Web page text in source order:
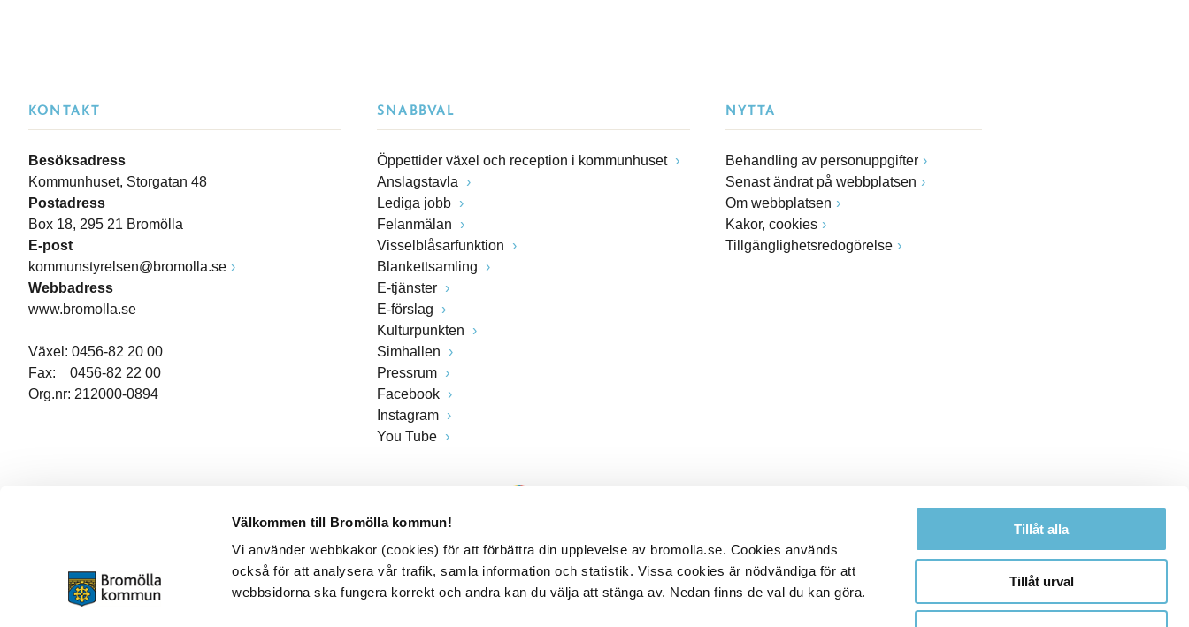
Välkommen till Bromölla kommun!
Vi använder webbkakor (cookies) för att förbättra din upplevelse av bromolla.se. Cookies används
också för att analysera vår trafik, samla information och statistik. Vissa cookies är nödvändiga för att
webbsidorna ska fungera korrekt och andra kan du välja att stänga av. Nedan finns de val du kan göra.
Tillåt alla
Tillåt urval
KONTAKT
Besöksadress
Kommunhuset, Storgatan 48
Postadress
Box 18, 295 21 Bromölla
E-post
kommunstyrelsen@bromolla.se
Webbadress
www.bromolla.se
Växel: 0456-82 20 00
Fax: 0456-82 22 00
Org.nr: 212000-0894
SNABBVAL
Öppettider växel och reception i kommunhuset
Anslagstavla
Lediga jobb
Felanmälan
Visselblåsarfunktion
Blankettsamling
E-tjänster
E-förslag
Kulturpunkten
Simhallen
Pressrum
Facebook
Instagram
You Tube
NYTTA
Behandling av personuppgifter
Senast ändrat på webbplatsen
Om webbplatsen
Kakor, cookies
Tillgänglighetsredogörelse